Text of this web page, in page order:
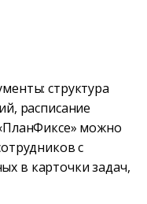
структура
расписание
можно
с
в карточки задач,